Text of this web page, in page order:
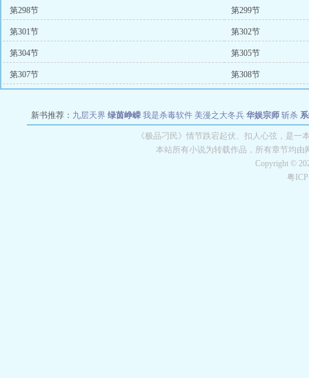
第298节 第299节
第301节 第302节
第304节 第305节
第307节 第308节
新书推荐： 九层天界 绿茵峥嵘 我是杀毒软件 美漫之大冬兵 华娱宗师 斩杀
教练万岁 都市全能巨星 绝对交易 全职武神 位面复
《极品刁民》情节跌宕起伏、扣人心弦，是
本站所有小说为转载作品，所有章节均
Copyright ©
粤